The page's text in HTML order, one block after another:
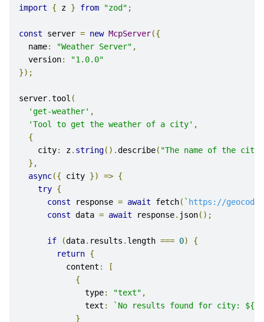
import
{ z } from "zod" ;
const server = new McpServer({
  name
: "Weather Server" ,
  version
:
"1.0.0"
});
server.tool (
'get-weather' ,
'Tool to get the weather of a city' ,
{
    city
: z. string().describe( "The name of the
},
async({ city }) => {
try {
const response = await fetch( ` https://
const data = await response. json();
if (data. results . length === 0)
{
return {
          content
:
[
{
              type
: "text" ,
              text
:
`No results found for city:
}